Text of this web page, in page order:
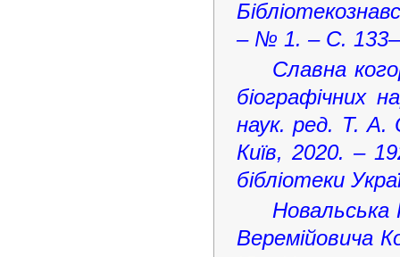
– № 1. – С.
Славна
біографічних
наук. ред. Т. А.
Київ, 2020. –
бібліотеки
Веремійовича